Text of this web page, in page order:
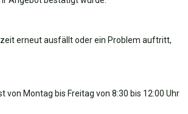
erneut ausfällt oder ein Problem auftritt,
Montag bis Freitag von 8:30 bis 12:00 Uhr